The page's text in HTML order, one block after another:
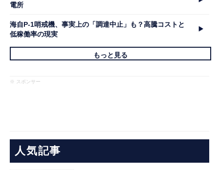
電所
海自P-1哨戒機、事実上の「調達中止」も？高騰コストと
低稼働率の現実
もっと見る
※ スポンサー
人気記事